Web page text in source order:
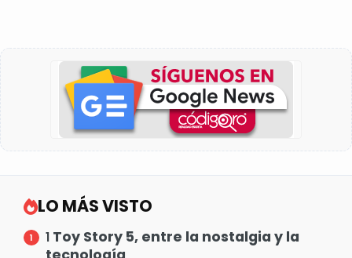
LO MÁS VISTO
1 Toy Story 5, entre la nostalgia y la